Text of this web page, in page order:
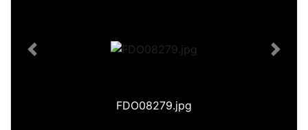
FDO08279.jpg
Previous Next